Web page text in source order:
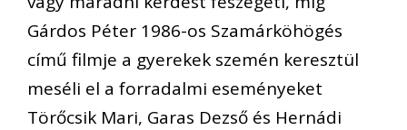
Gárdos Péter 1986-os Szamárköhögés
című filmje a gyerekek szemén keresztül
meséli el a forradalmi eseményeket
Törőcsik Mari, Garas Dezső és Hernádi